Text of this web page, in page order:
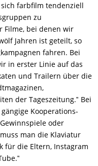
farbfilm tendenziell
zu
Filme, bei denen wir
Jahren ist geteilt, so
fahren. Bei
in erster Linie auf das
und Trailern über die
der Tageszeitung.‟ Bei
Kooperations-
oder
man die Klaviatur
für die Eltern, Instagram